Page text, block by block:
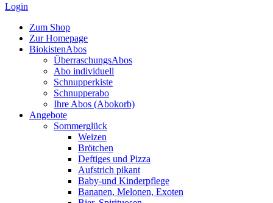
Login
Zum Shop
Zur Homepage
BiokistenAbos
ÜberraschungsAbos
Abo individuell
Schnupperkiste
Schnupperabo
Ihre Abos (Abokorb)
Angebote
Sommerglück
Weizen
Brötchen
Deftiges und Pizza
Aufstrich pikant
Baby-und Kinderpflege
Bananen, Melonen, Exoten